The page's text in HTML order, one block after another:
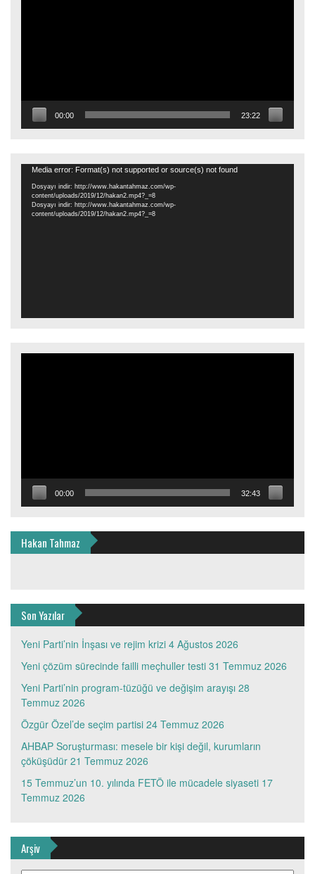
00:00 23:22
Video
oynatıcı
Media error: Format(s) not supported or source(s) not found
Dosyayı indir: http://www.hakantahmaz.com/wp-
content/uploads/2019/12/hakan2.mp4?_=8
Dosyayı indir: http://www.hakantahmaz.com/wp-
content/uploads/2019/12/hakan2.mp4?_=8
00:00 32:43
Hakan Tahmaz
Son Yazılar
Yeni Parti’nin İnşası ve rejim krizi 4 Ağustos 2026
Yeni çözüm sürecinde failli meçhuller testi 31 Temmuz 2026
Yeni Parti’nin program-tüzüğü ve değişim arayışı 28
Temmuz 2026
Özgür Özel’de seçim partisi 24 Temmuz 2026
AHBAP Soruşturması: mesele bir kişi değil, kurumların
çöküşüdür 21 Temmuz 2026
15 Temmuz’un 10. yılında FETÖ ile mücadele siyaseti 17
Temmuz 2026
Arşiv